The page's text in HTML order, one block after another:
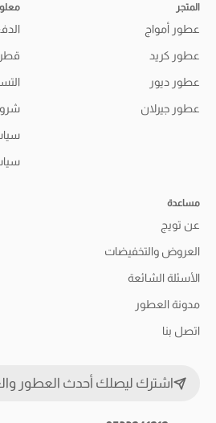
المتجر
عطور أمواج
عطور كريد
عطور ديور
عطور جيرلان
مساعدة
عن تويج
العروض والتخفيضات
الأسئلة الشائعة
مدونة العطور
اتصل بنا
اشترك ليصلك أحدث العطور